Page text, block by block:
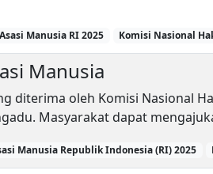
Manusia RI 2025 Komisi Nasional
Manusia
oleh Komisi Nasional
Masyarakat dapat
Manusia Republik Indonesia (RI) 2025